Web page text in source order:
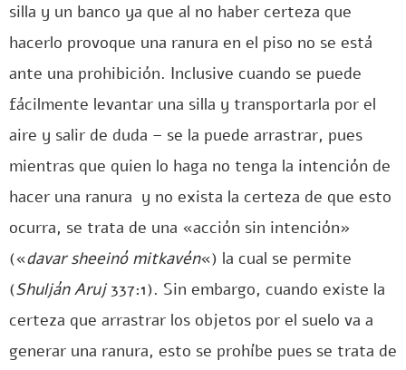
silla y un banco ya que al no haber certeza que
hacerlo provoque una ranura en el piso no se está
ante una prohibición. Inclusive cuando se puede
fácilmente levantar una silla y transportarla por el
aire y salir de duda – se la puede arrastrar, pues
mientras que quien lo haga no tenga la intención de
hacer una ranura y no exista la certeza de que esto
ocurra, se trata de una «acción sin intención»
(«davar sheeinó mitkavén«) la cual se permite
(Shulján Aruj337:1). Sin embargo, cuando existe la
certeza que arrastrar los objetos por el suelo va a
generar una ranura, esto se prohíbe pues se trata de